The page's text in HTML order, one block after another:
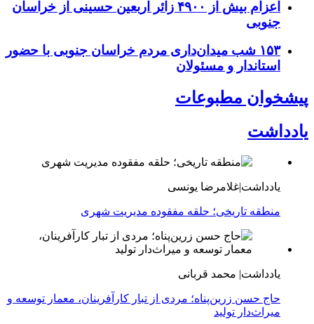
اعزام بیش از ۴۹۰۰ زائر اربعین حسینی از خراسان
جنوبی
۱۵۳ شب میدان‌داری مردم خراسان جنوبی با حضور
استاندار و مسئولان
پیشخوان مطبوعات
یادداشت
یادداشت|غلامرضا یونسی
منطقه تاریخی؛ حلقه مفقوده مدیریت شهری
یادداشت| محمد قربانی
حاج حسن زرین‌پناه؛ مردی از تبار کارآفرینان، معمار توسعه و
میراث‌دار تولید